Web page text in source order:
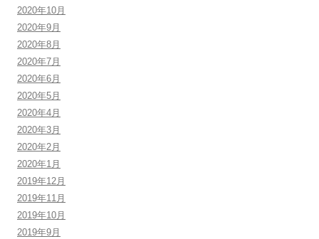
2020年10月
2020年9月
2020年8月
2020年7月
2020年6月
2020年5月
2020年4月
2020年3月
2020年2月
2020年1月
2019年12月
2019年11月
2019年10月
2019年9月